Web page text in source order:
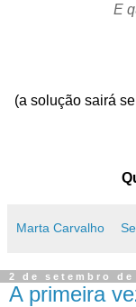
E
(a solução sairá
Marta Carvalho
2 de setembro de
A primeira